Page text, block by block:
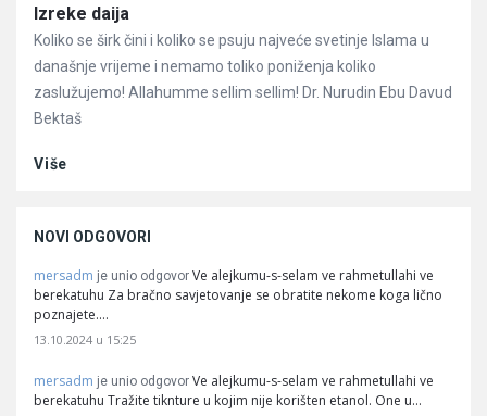
Članci
Izreke daija
Koliko se širk čini i koliko se psuju najveće svetinje Islama u
današnje vrijeme i nemamo toliko poniženja koliko
zaslužujemo! Allahumme sellim sellim! Dr. Nurudin Ebu Davud
Bektaš
Više
NOVI ODGOVORI
mersadm je unio odgovor Ve alejkumu-s-selam ve rahmetullahi ve
berekatuhu Za bračno savjetovanje se obratite nekome koga lično
poznajete.…
13.10.2024 u 15:25
mersadm je unio odgovor Ve alejkumu-s-selam ve rahmetullahi ve
berekatuhu Tražite tiknture u kojim nije korišten etanol. One u…